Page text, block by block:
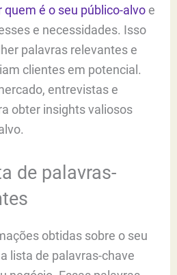
é o seu público-alvo e
e necessidades. Isso
palavras relevantes e
clientes em potencial.
entrevistas e
obter insights valiosos
de palavras-
obtidas sobre o seu
lista de palavras-chave